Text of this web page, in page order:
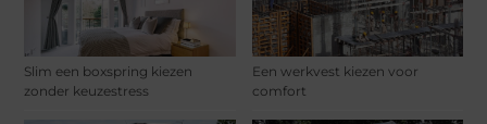
Slim een boxspring kiezen
zonder keuzestress
Een werkvest kiezen voor
comfort